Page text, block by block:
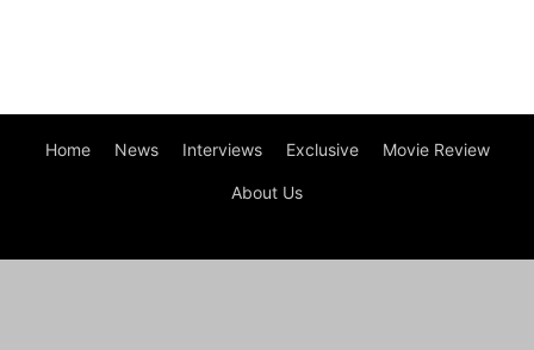
Home News Interviews Exclusive Movie Review
About Us